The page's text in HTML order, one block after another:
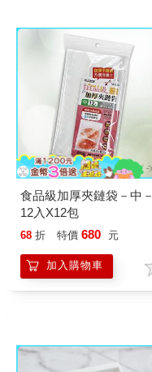
食品級加厚夾鏈袋－中－
12入X12包
68 折 特價 680 元
加入購物車